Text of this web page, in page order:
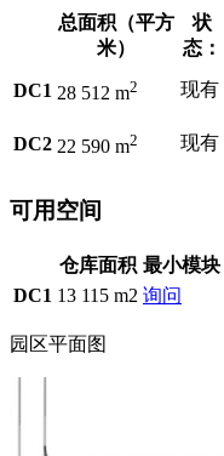
总面积（平方
米）
状
态：
DC1 28 512 m2 现有
DC2 22 590 m2 现有
可用空间
仓库面积 最小模块
DC1 13 115 m2 询问
园区平面图